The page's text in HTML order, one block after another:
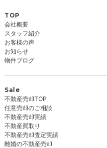
TOP
会社概要
スタッフ紹介
お客様の声
お知らせ
物件ブログ
Sale
不動産売却TOP
任意売却のご相談
不動産売却実績
不動産買取り
不動産売却査定実績
離婚の不動産売却